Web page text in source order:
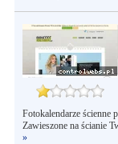
Fotokalendarze ścienne
Zawieszone na ścianie
»